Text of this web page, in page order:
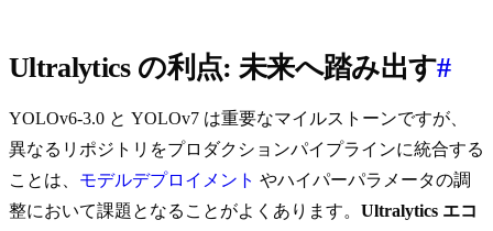
Ultralytics の利点: 未来へ踏み出す#
YOLOv6-3.0 と YOLOv7 は重要なマイルストーンですが、
異なるリポジトリをプロダクションパイプラインに統合する
ことは、 モデルデプロイメント やハイパーパラメータの調
整において課題となることがよくあります。 Ultralytics エコ